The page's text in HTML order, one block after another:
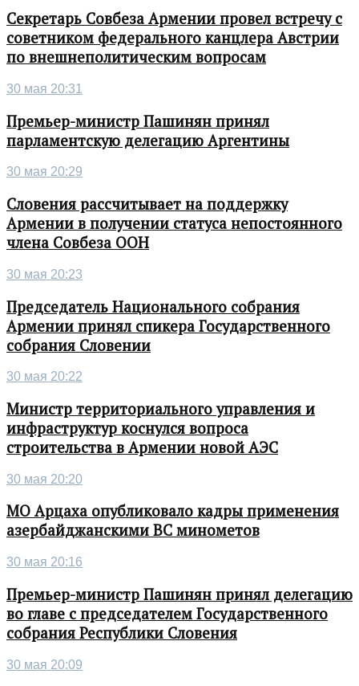
Секретарь Совбеза Армении провел встречу с
советником федерального канцлера Австрии
по внешнеполитическим вопросам
30 мая 20:31
Премьер-министр Пашинян принял
парламентскую делегацию Аргентины
30 мая 20:29
Словения рассчитывает на поддержку
Армении в получении статуса непостоянного
члена Совбеза ООН
30 мая 20:23
Председатель Национального собрания
Армении принял спикера Государственного
собрания Словении
30 мая 20:22
Министр территориального управления и
инфраструктур коснулся вопроса
строительства в Армении новой АЭС
30 мая 20:20
МО Арцаха опубликовало кадры применения
азербайджанскими ВС минометов
30 мая 20:16
Премьер-министр Пашинян принял делегацию
во главе с председателем Государственного
собрания Республики Словения
30 мая 20:09